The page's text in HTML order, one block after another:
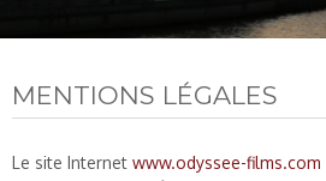
MENTIONS LÉGALES
Le site Internet www.odyssee-films.com